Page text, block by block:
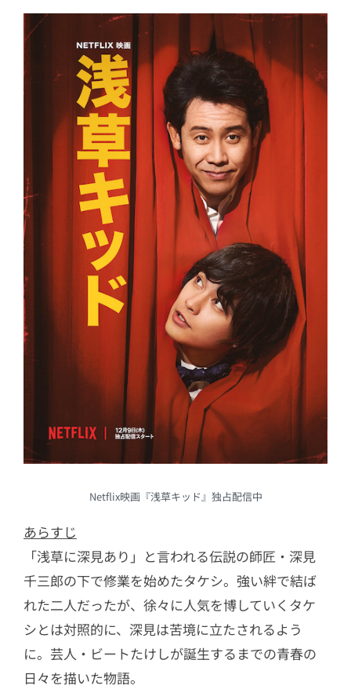
Netflix映画『浅草キッド』独占配信中
あらすじ
「浅草に深見あり」と言われる伝説の師匠・深見
千三郎の下で修業を始めたタケシ。強い絆で結ば
れた二人だったが、徐々に人気を博していくタケ
シとは対照的に、深見は苦境に立たされるよう
に。芸人・ビートたけしが誕生するまでの青春の
日々を描いた物語。